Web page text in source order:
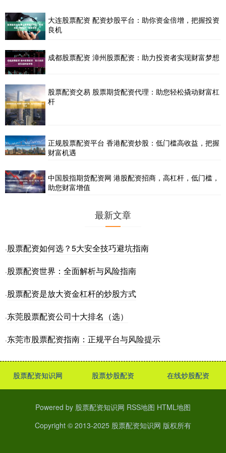
大连股票配资 配资炒股平台：助你资金倍增，把握投资
良机
成都股票配资 漳州股票配资：助力投资者实现财富梦想
股票配资交易 股票期货配资代理：助您轻松撬动财富杠
杆
正规股票配资平台 香港配资炒股：低门槛高收益，把握
财富机遇
中国股指期货配资网 港股配资招商，高杠杆，低门槛，
助您财富增值
最新文章
·股票配资如何选？5大安全技巧避坑指南
·股票配资世界：全面解析与风险指南
·股票配资是放大资金杠杆的炒股方式
·东莞股票配资公司十大排名（选）
·东莞市股票配资指南：正规平台与风险提示
股票配资知识网 股票炒股配资 在线炒股配资
Powered by 股票配资知识网 RSS地图 HTML地图
Copyright © 2013-2025 股票配资知识网 版权所有